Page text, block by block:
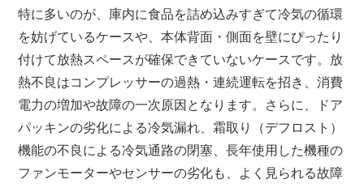
特に多いのが、庫内に食品を詰め込みすぎて冷気の循環
を妨げているケースや、本体背面・側面を壁にぴったり
付けて放熱スペースが確保できていないケースです。放
熱不良はコンプレッサーの過熱・連続運転を招き、消費
電力の増加や故障の一次原因となります。さらに、ドア
パッキンの劣化による冷気漏れ、霜取り（デフロスト）
機能の不良による冷気通路の閉塞、長年使用した機種の
ファンモーターやセンサーの劣化も、よく見られる故障